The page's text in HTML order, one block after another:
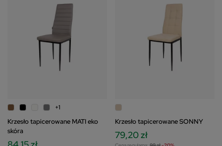
+1
Krzesło tapicerowane MATI eko
skóra
Krzesło tapicerowane SONNY
79,20 zł